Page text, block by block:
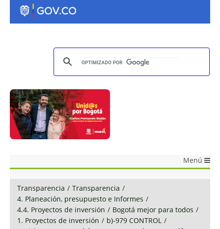
Menú
Transparencia / Transparencia /
4. Planeación, presupuesto e Informes /
4.4. Proyectos de inversión / Bogotá mejor para todos /
1. Proyectos de inversión / b)-979 CONTROL /